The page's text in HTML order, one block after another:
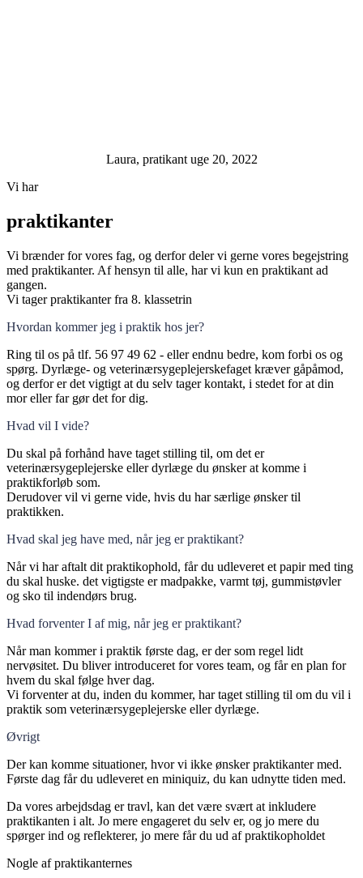
Laura, pratikant uge 20, 2022
Vi har
praktikanter
Vi brænder for vores fag, og derfor deler vi gerne vores begejstring
med praktikanter. Af hensyn til alle, har vi kun en praktikant ad
gangen.
Vi tager praktikanter fra 8. klassetrin
Hvordan kommer jeg i praktik hos jer?
Ring til os på tlf. 56 97 49 62 - eller endnu bedre, kom forbi os og
spørg. Dyrlæge- og veterinærsygeplejerskefaget kræver gåpåmod,
og derfor er det vigtigt at du selv tager kontakt, i stedet for at din
mor eller far gør det for dig.
Hvad vil I vide?
Du skal på forhånd have taget stilling til, om det er
veterinærsygeplejerske eller dyrlæge du ønsker at komme i
praktikforløb som.
Derudover vil vi gerne vide, hvis du har særlige ønsker til
praktikken.
Hvad skal jeg have med, når jeg er praktikant?
Når vi har aftalt dit praktikophold, får du udleveret et papir med ting
du skal huske. det vigtigste er madpakke, varmt tøj, gummistøvler
og sko til indendørs brug.
Hvad forventer I af mig, når jeg er praktikant?
Når man kommer i praktik første dag, er der som regel lidt
nervøsitet. Du bliver introduceret for vores team, og får en plan for
hvem du skal følge hver dag.
Vi forventer at du, inden du kommer, har taget stilling til om du vil i
praktik som veterinærsygeplejerske eller dyrlæge.
Øvrigt
Der kan komme situationer, hvor vi ikke ønsker praktikanter med.
Første dag får du udleveret en miniquiz, du kan udnytte tiden med.
Da vores arbejdsdag er travl, kan det være svært at inkludere
praktikanten i alt. Jo mere engageret du selv er, og jo mere du
spørger ind og reflekterer, jo mere får du ud af praktikopholdet
Nogle af praktikanternes